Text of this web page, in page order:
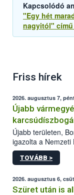
Kapcsolódó
"Egy hét
nagyitól"
Friss hírek
2026. augusztus 7,
Újabb
Újabb területen,
igazolta a Nemzeti
kőrisrontó
kártevőt nem csak
az intenzív
hatósággal is
TOVÁBB >
2026. augusztus 6,
Szüret után is